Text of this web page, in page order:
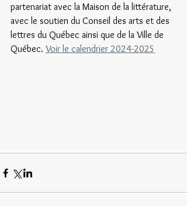
partenariat avec la Maison de la littérature,
avec le soutien du Conseil des arts et des
lettres du Québec ainsi que de la Ville de
Québec. Voir le calendrier 2024-2025